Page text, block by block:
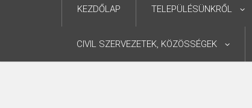
KEZDŐLAP TELEPÜLÉSÜNKRŐL
CIVIL SZERVEZETEK, KÖZÖSSÉGEK